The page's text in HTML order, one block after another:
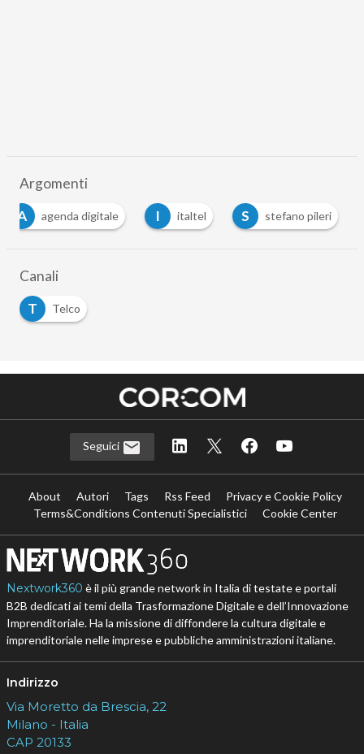
Argomenti
A
agenda digitale I italtel S stefano pileri
Canali
T
Telco
Seguici
About Autori Tags Rss Feed
Privacy e Cookie Policy
Terms&Conditions Contenuti Specialistici
Cookie Center
Nextwork360 è il più grande network in Italia di testate e portali
B2B dedicati ai temi della Trasformazione Digitale e dell’Innovazione
Imprenditoriale. Ha la missione di diffondere la cultura digitale e
imprenditoriale nelle imprese e pubbliche amministrazioni italiane.
Indirizzo
Via Moretto da Brescia, 22
Milano - Italia
CAP 20133